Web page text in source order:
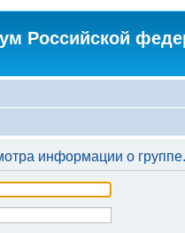
Российской
информации о группе.